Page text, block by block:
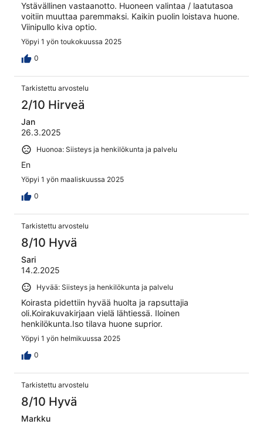
Ystävällinen vastaanotto. Huoneen valintaa / laatutasoa
voitiin muuttaa paremmaksi. Kaikin puolin loistava huone.
Viinipullo kiva optio.
Yöpyi 1 yön toukokuussa 2025
0
Tarkistettu arvostelu
2/10 Hirveä
Jan
26.3.2025
Huonoa: Siisteys ja henkilökunta ja palvelu
En
Yöpyi 1 yön maaliskuussa 2025
0
Tarkistettu arvostelu
8/10 Hyvä
Sari
14.2.2025
Hyvää: Siisteys ja henkilökunta ja palvelu
Koirasta pidettiin hyvää huolta ja rapsuttajia
oli.Koirakuvakirjaan vielä lähtiessä. Iloinen
henkilökunta.Iso tilava huone suprior.
Yöpyi 1 yön helmikuussa 2025
0
Tarkistettu arvostelu
8/10 Hyvä
Markku